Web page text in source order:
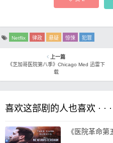
Netflix 律政 悬疑 惊悚 犯罪
上一篇
《芝加哥医院第八季》Chicago Med 迅雷下
载
喜欢这部剧的人也喜欢 · · ·
《医院革命